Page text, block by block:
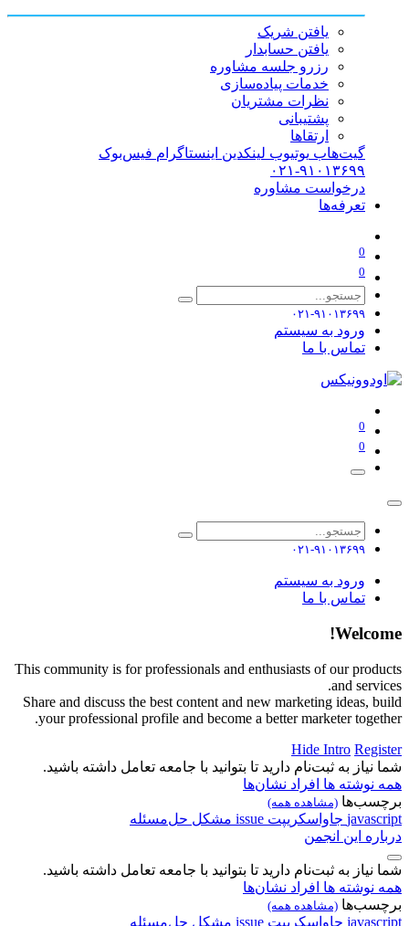
یافتن شریک
یافتن حسابدار
رزرو جلسه مشاوره
خدمات پیاده‌سازی
نظرات مشتریان
پشتیبانی
ارتقاها
گیت‌هاب یوتیوب لینکدین اینستاگرام فیس‌بوک
۰۲۱-۹۱۰۱۳۶۹۹
درخواست مشاوره
تعرفه‌ها
0
0
۰۲۱-۹۱۰۱۳۶۹۹
ورود به سیستم
تماس با ما
0
0
۰۲۱-۹۱۰۱۳۶۹۹
ورود به سیستم
تماس با ما
Welcome!
This community is for professionals and enthusiasts of our products
and services.
Share and discuss the best content and new marketing ideas, build
your professional profile and become a better marketer together.
Hide Intro Register
شما نیاز به ثبت‌نام دارید تا بتوانید با جامعه تعامل داشته باشید.
همه نوشته ها افراد نشان‌ها
برچسب‌ها (مشاهده همه)
javascript جاواسکریپت issue مشکل حل‌مسئله
درباره این انجمن
شما نیاز به ثبت‌نام دارید تا بتوانید با جامعه تعامل داشته باشید.
همه نوشته ها افراد نشان‌ها
برچسب‌ها (مشاهده همه)
javascript جاواسکریپت issue مشکل حل‌مسئله